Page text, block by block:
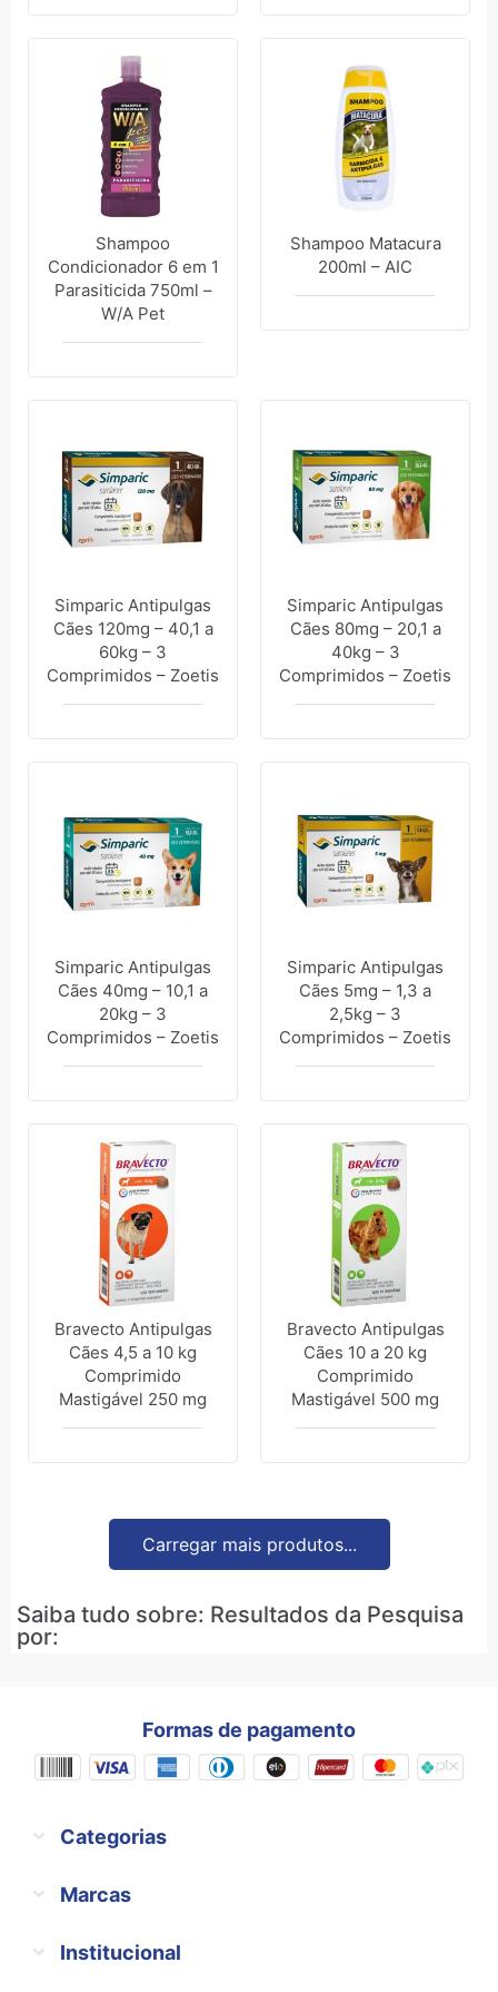
Shampoo
Condicionador 6 em 1
Parasiticida 750ml –
W/A Pet
Shampoo Matacura
200ml – AIC
Simparic Antipulgas
Cães 120mg – 40,1 a
60kg – 3
Comprimidos – Zoetis
Simparic Antipulgas
Cães 80mg – 20,1 a
40kg – 3
Comprimidos – Zoetis
Simparic Antipulgas
Cães 40mg – 10,1 a
20kg – 3
Comprimidos – Zoetis
Simparic Antipulgas
Cães 5mg – 1,3 a
2,5kg – 3
Comprimidos – Zoetis
Bravecto Antipulgas
Cães 4,5 a 10 kg
Comprimido
Mastigável 250 mg
Bravecto Antipulgas
Cães 10 a 20 kg
Comprimido
Mastigável 500 mg
Carregar mais produtos...
Saiba tudo sobre: Resultados da Pesquisa
por:
Formas de pagamento
Categorias
Marcas
Institucional